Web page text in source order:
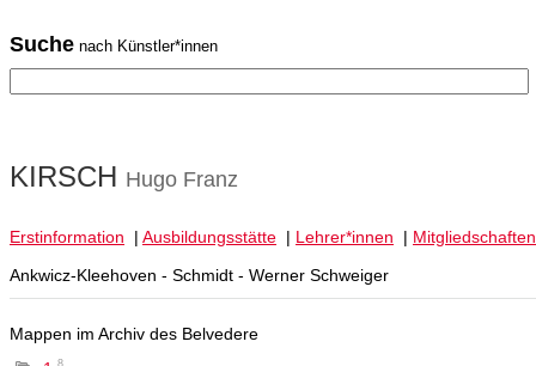
Suche nach Künstler*innen
KIRSCH Hugo Franz
Erstinformation | Ausbildungsstätte | Lehrer*innen | Mitgliedschaften
Ankwicz-Kleehoven - Schmidt - Werner Schweiger
Mappen im Archiv des Belvedere